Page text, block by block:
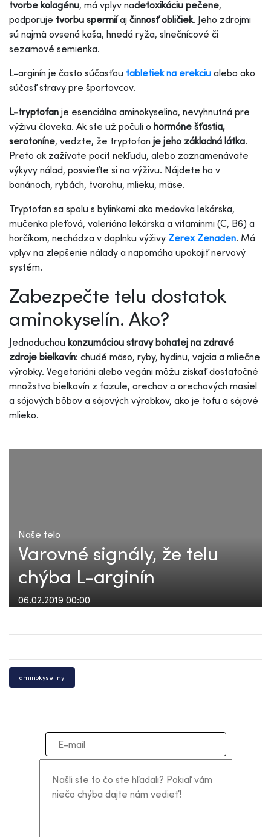
tvorbe kolagénu, má vplyv nadetoxikáciu pečene,
podporuje tvorbu spermiíaj činnosť obličiek. Jeho zdrojmi
sú najmä ovsená kaša, hnedá ryža, slnečnícové či
sezamové semienka.
L-arginín je často súčasťou tabletiek na erekciu alebo ako
súčasť stravy pre športovcov.
L-tryptofan je esenciálna aminokyselina, nevyhnutná pre
výživu človeka. Ak ste už počuli o hormóne šťastia,
serotoníne, vedzte, že tryptofan je jeho základná látka.
Preto ak zažívate pocit nekľudu, alebo zaznamenávate
výkyvy nálad, posvieťte si na výživu. Nájdete ho v
banánoch, rybách, tvarohu, mlieku, mäse.
Tryptofan sa spolu s bylinkami ako medovka lekárska,
mučenka pleťová, valeriána lekárska a vitamínmi (C, B6) a
horčíkom, nechádza v doplnku výživy Zerex Zenaden. Má
vplyv na zlepšenie nálady a napomáha upokojiť nervový
systém.
Zabezpečte telu dostatok
aminokyselín. Ako?
Jednoduchou konzumáciou stravy bohatej na zdravé
zdroje bielkovín: chudé mäso, ryby, hydinu, vajcia a mliečne
výrobky. Vegetariáni alebo vegáni môžu získať dostatočné
množstvo bielkovín z fazule, orechov a orechových masiel
a sójových bôbov a sójových výrobkov, ako je tofu a sójové
mlieko.
Naše telo
Varovné signály, že telu
chýba L-arginín
06.02.2019 00:00
aminokyseliny